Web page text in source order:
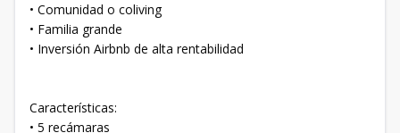
• Comunidad o coliving
• Familia grande
• Inversión Airbnb de alta rentabilidad
Características:
• 5 recámaras